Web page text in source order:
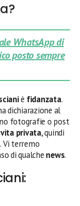
WhatsApp di
posto sempre
è fidanzata.
dichiarazione al
fotografie o post
vita privata, quindi
Vi terremo
di qualche news.